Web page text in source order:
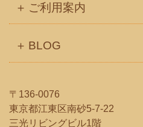
ご利用案内
BLOG
〒136-0076
東京都江東区南砂5-7-22
三光リビングビル1階